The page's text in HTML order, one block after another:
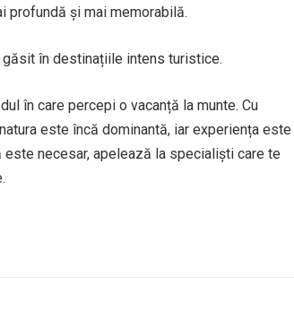
profundă și mai memorabilă.
în destinațiile intens turistice.
în care percepi o vacanță la munte. Cu
este încă dominantă, iar experiența este
necesar, apelează la specialiști care te